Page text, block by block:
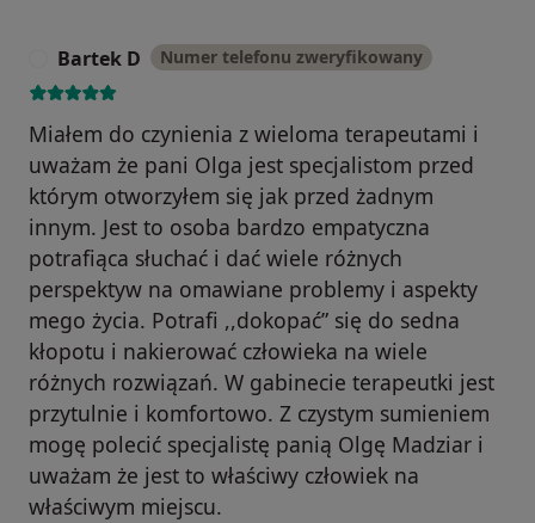
Bartek D Numer telefonu zweryfikowany
Miałem do czynienia z wieloma terapeutami i
uważam że pani Olga jest specjalistom przed
którym otworzyłem się jak przed żadnym
innym. Jest to osoba bardzo empatyczna
potrafiąca słuchać i dać wiele różnych
perspektyw na omawiane problemy i aspekty
mego życia. Potrafi ,,dokopać” się do sedna
kłopotu i nakierować człowieka na wiele
różnych rozwiązań. W gabinecie terapeutki jest
przytulnie i komfortowo. Z czystym sumieniem
mogę polecić specjalistę panią Olgę Madziar i
uważam że jest to właściwy człowiek na
właściwym miejscu.